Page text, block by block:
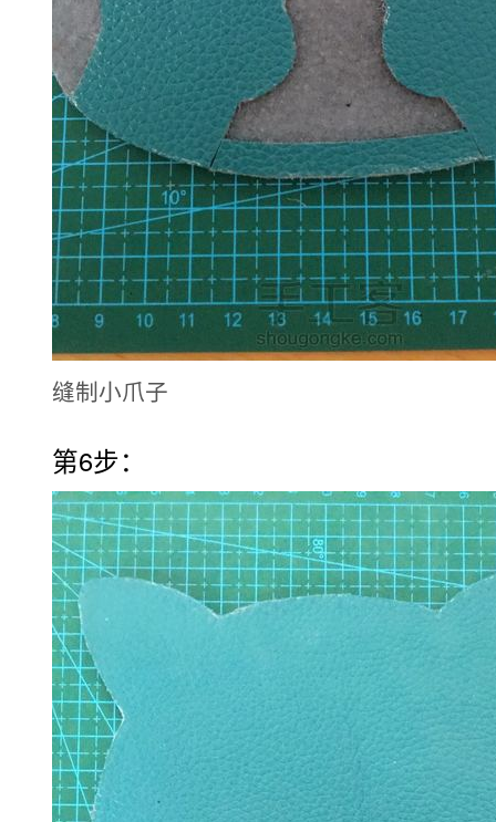
缝制小爪子
第6步：